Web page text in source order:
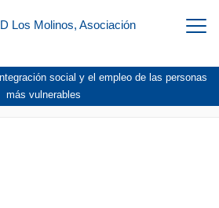
social y el empleo de las personas
más vulnerables